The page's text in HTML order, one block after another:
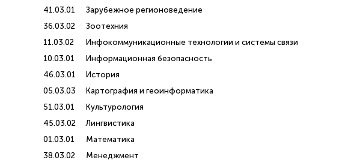
41.03.01
Зарубежное регионоведение
36.03.02
Зоотехния
11.03.02
Инфокоммуникационные технологии и системы связи
10.03.01
Информационная безопасность
46.03.01
История
05.03.03
Картография и геоинформатика
51.03.01
Культурология
45.03.02
Лингвистика
01.03.01
Математика
38.03.02
Менеджмент